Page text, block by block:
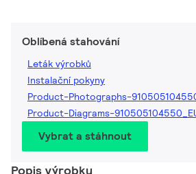
Oblíbená stahování
Leták výrobků
Instalační pokyny
Product-Photographs-
Product-Diagrams-
Vybrat a stáhnout
Popis výrobku